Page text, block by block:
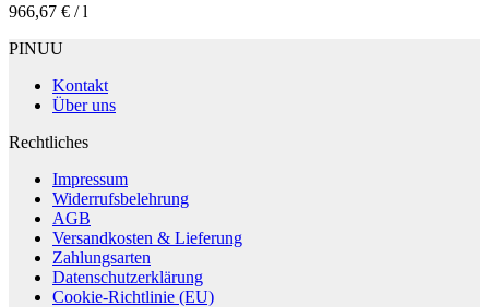
966,67 € /l
PINUU
Kontakt
Über uns
Rechtliches
Impressum
Widerrufsbelehrung
AGB
Versandkosten & Lieferung
Zahlungsarten
Datenschutzerklärung
Cookie-Richtlinie (EU)